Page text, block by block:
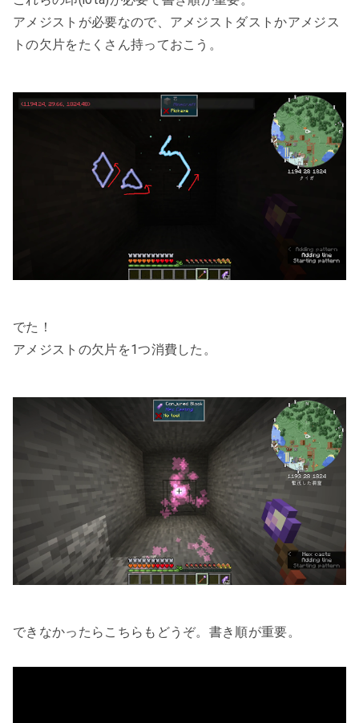
アメジストが必要なので、アメジストダストかアメジス
トの欠片をたくさん持っておこう。
でた！
アメジストの欠片を1つ消費した。
できなかったらこちらもどうぞ。書き順が重要。